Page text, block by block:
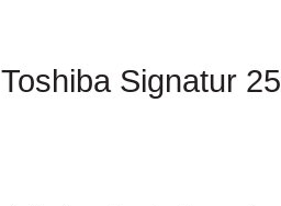
Toshiba Signatur 25